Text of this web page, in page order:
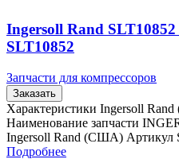
Ingersoll Rand
SLT10852
Запчасти для компрессоров
Заказать
Характеристики Ingersoll
Наименование запчасти
Ingersoll Rand (США) Артикул
Подробнее